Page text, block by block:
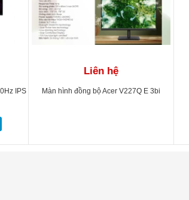
IPS
Liên hệ
Màn hình đồng bộ Acer V227Q E 3bi